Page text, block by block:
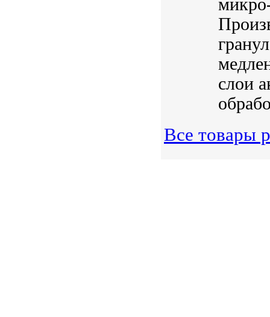
слои
Все товары